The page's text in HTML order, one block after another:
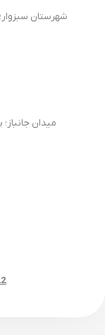
میدان